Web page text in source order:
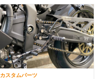
カスタムパーツ